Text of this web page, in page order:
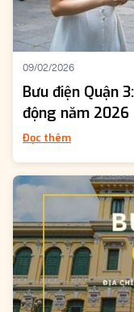
09/02/2026
Bưu điện Quận
động năm 2026
Đọc thêm